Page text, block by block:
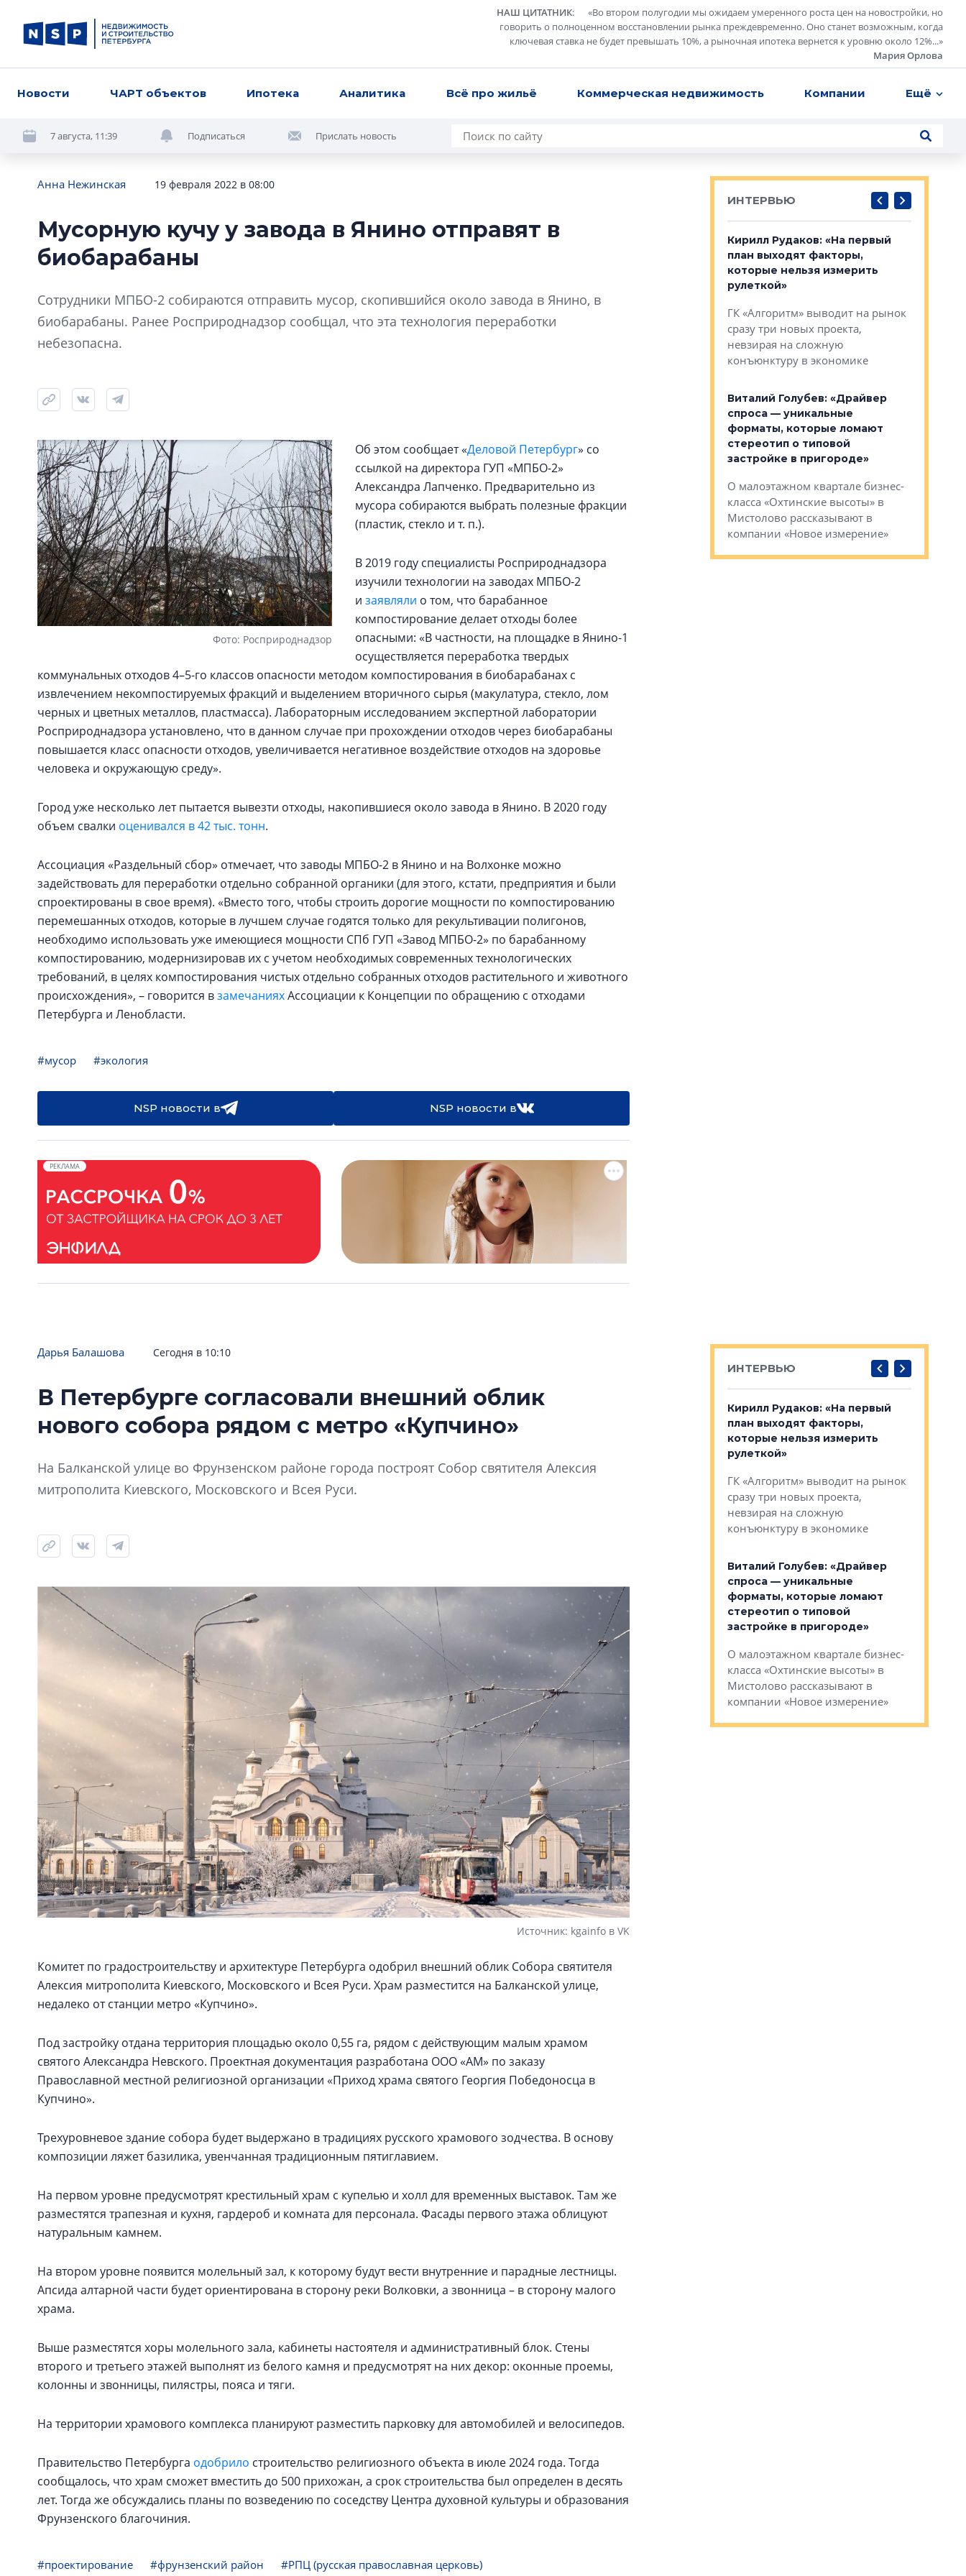
НАШ ЦИТАТНИК: «Во втором полугодии мы ожидаем умеренного роста цен на новостройки, но
говорить о полноценном восстановлении рынка преждевременно. Оно станет возможным, когда
ключевая ставка не будет превышать 10%, а рыночная ипотека вернется к уровню около 12%...»
Мария Орлова
Новости ЧАРТ объектов Ипотека Аналитика Всё про жильё Коммерческая недвижимость Компании Ещё
7 августа, 11:39 Подписаться Прислать новость
Анна Нежинская 19 февраля 2022 в 08:00
Мусорную кучу у завода в Янино отправят в
биобарабаны
Сотрудники МПБО-2 собираются отправить мусор, скопившийся около завода в Янино, в
биобарабаны. Ранее Росприроднадзор сообщал, что эта технология переработки
небезопасна.
Фото: Росприроднадзор
Об этом сообщает «Деловой Петербург» со
ссылкой на директора ГУП «МПБО-2»
Александра Лапченко. Предварительно из
мусора собираются выбрать полезные фракции
(пластик, стекло и т. п.).
В 2019 году специалисты Росприроднадзора
изучили технологии на заводах МПБО-2
и заявляли о том, что барабанное
компостирование делает отходы более
опасными: «В частности, на площадке в Янино-1
осуществляется переработка твердых
коммунальных отходов 4–5-го классов опасности методом компостирования в биобарабанах с
извлечением некомпостируемых фракций и выделением вторичного сырья (макулатура, стекло, лом
черных и цветных металлов, пластмасса). Лабораторным исследованием экспертной лаборатории
Росприроднадзора установлено, что в данном случае при прохождении отходов через биобарабаны
повышается класс опасности отходов, увеличивается негативное воздействие отходов на здоровье
человека и окружающую среду».
Город уже несколько лет пытается вывезти отходы, накопившиеся около завода в Янино. В 2020 году
объем свалки оценивался в 42 тыс. тонн.
Ассоциация «Раздельный сбор» отмечает, что заводы МПБО-2 в Янино и на Волхонке можно
задействовать для переработки отдельно собранной органики (для этого, кстати, предприятия и были
спроектированы в свое время). «Вместо того, чтобы строить дорогие мощности по компостированию
перемешанных отходов, которые в лучшем случае годятся только для рекультивации полигонов,
необходимо использовать уже имеющиеся мощности СПб ГУП «Завод МПБО-2» по барабанному
компостированию, модернизировав их с учетом необходимых современных технологических
требований, в целях компостирования чистых отдельно собранных отходов растительного и животного
происхождения», – говорится взамечанияхАссоциации к Концепции по обращению с отходами
Петербурга и Ленобласти.
#мусор #экология
NSP новости в NSP новости в
РЕКЛАМА
ИНТЕРВЬЮ
Сергей Софронов: «Хороший
Что важнее для современного
функциональность или
О потенциале «серого пояса»,
технологиях и корпоративной
культуре рассказывает
гендиректор STAVNI Александр
Кирилл Рудаков: «На первый
план выходят факторы,
которые нельзя измерить
рулеткой»
ГК «Алгоритм» выводит на рынок
сразу три новых проекта,
невзирая на сложную
конъюнктуру в экономике
Виталий Голубев: «Драйвер
спроса — уникальные
форматы, которые ломают
стереотип о типовой
застройке в пригороде»
О малоэтажном квартале бизнес-
класса «Охтинские высоты» в
Мистолово рассказывают в
компании «Новое измерение»
Дарья Балашова Сегодня в 10:10
В Петербурге согласовали внешний облик
нового собора рядом с метро «Купчино»
На Балканской улице во Фрунзенском районе города построят Собор святителя Алексия
митрополита Киевского, Московского и Всея Руси.
Источник: kgainfo в VK
Комитет по градостроительству и архитектуре Петербурга одобрил внешний облик Собора святителя
Алексия митрополита Киевского, Московского и Всея Руси. Храм разместится на Балканской улице,
недалеко от станции метро «Купчино».
Под застройку отдана территория площадью около 0,55 га, рядом с действующим малым храмом
святого Александра Невского. Проектная документация разработана ООО «АМ» по заказу
Православной местной религиозной организации «Приход храма святого Георгия Победоносца в
Купчино».
Трехуровневое здание собора будет выдержано в традициях русского храмового зодчества. В основу
композиции ляжет базилика, увенчанная традиционным пятиглавием.
На первом уровне предусмотрят крестильный храм с купелью и холл для временных выставок. Там же
разместятся трапезная и кухня, гардероб и комната для персонала. Фасады первого этажа облицуют
натуральным камнем.
На втором уровне появится молельный зал, к которому будут вести внутренние и парадные лестницы.
Апсида алтарной части будет ориентирована в сторону реки Волковки, а звонница – в сторону малого
храма.
Выше разместятся хоры молельного зала, кабинеты настоятеля и административный блок. Стены
второго и третьего этажей выполнят из белого камня и предусмотрят на них декор: оконные проемы,
колонны и звонницы, пилястры, пояса и тяги.
На территории храмового комплекса планируют разместить парковку для автомобилей и велосипедов.
Правительство Петербурга одобрило строительство религиозного объекта в июле 2024 года. Тогда
сообщалось, что храм сможет вместить до 500 прихожан, а срок строительства был определен в десять
лет. Тогда же обсуждались планы по возведению по соседству Центра духовной культуры и образования
Фрунзенского благочиния.
#проектирование #фрунзенский район #РПЦ (русская православная церковь)
ИНТЕРВЬЮ
Сергей Софронов: «Хороший
Что важнее для современного
– другая компания»
О потенциале «серого пояса»,
технологиях и корпоративной
культуре рассказывает
гендиректор STAVNI Александр
Свинолобов
Кирилл Рудаков: «На первый
план выходят факторы,
которые нельзя измерить
рулеткой»
ГК «Алгоритм» выводит на рынок
сразу три новых проекта,
невзирая на сложную
конъюнктуру в экономике
Виталий Голубев: «Драйвер
спроса — уникальные
форматы, которые ломают
стереотип о типовой
застройке в пригороде»
О малоэтажном квартале бизнес-
класса «Охтинские высоты» в
Мистолово рассказывают в
компании «Новое измерение»